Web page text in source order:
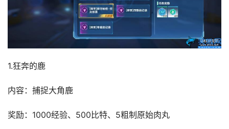
1.狂奔的鹿
内容：捕捉大角鹿
奖励：1000经验、500比特、5粗制原始肉丸